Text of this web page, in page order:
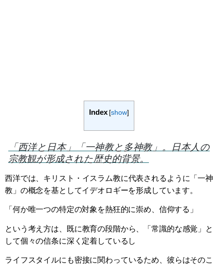
Index [show]
「西洋と日本」「一神教と多神教」。日本人の
宗教観が形成された歴史的背景。
西洋では、キリスト・イスラム教に代表されるように「一神
教」の概念を基としてイデオロギーを形成しています。
「何か唯一つの特定の対象を熱狂的に崇め、信仰する」
という考え方は、既に教育の段階から、「常識的な感覚」と
して個々の信条に深く定着しているし
ライフスタイルにも密接に関わっているため、彼らはそのこ